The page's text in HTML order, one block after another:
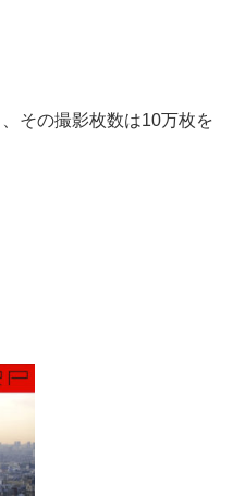
その撮影枚数は10万枚を